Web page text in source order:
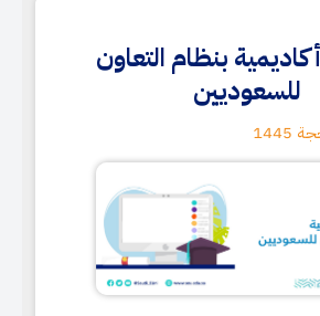
بنظام التعاون
للسعوديين